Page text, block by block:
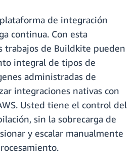
de integración
continua. Con esta
trabajos de Buildkite pueden
integral de tipos de
administradas de
integraciones nativas con
Usted tiene el control del
sin la sobrecarga de
y escalar manualmente